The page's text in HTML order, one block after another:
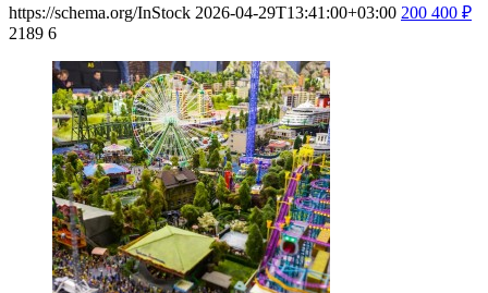
https://schema.org/InStock 2026-04-29T13:41:00+03:00 200 400 ₽
2189 6